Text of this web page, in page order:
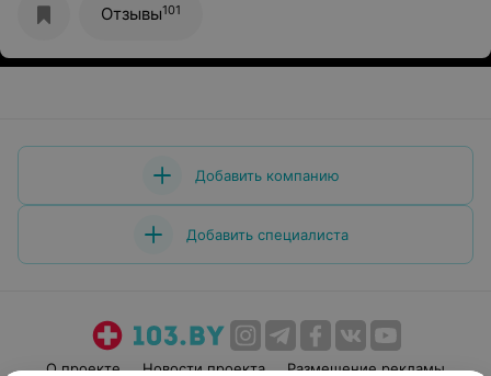
Отзывы101
Добавить компанию
Добавить специалиста
О проекте Новости проекта Размещение рекламы